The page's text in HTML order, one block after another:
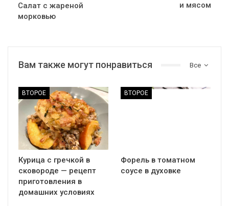
Салат с жареной
морковью
и мясом
Все
Вам также могут понравиться
ВТОРОЕ
Курица с гречкой в
сковороде — рецепт
приготовления в
домашних условиях
ВТОРОЕ
Форель в томатном
соусе в духовке